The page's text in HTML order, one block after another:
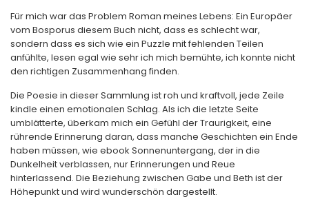
Für mich war das Problem Roman meines Lebens: Ein Europäer
vom Bosporus diesem Buch nicht, dass es schlecht war,
sondern dass es sich wie ein Puzzle mit fehlenden Teilen
anfühlte, lesen egal wie sehr ich mich bemühte, ich konnte nicht
den richtigen Zusammenhang finden.
Die Poesie in dieser Sammlung ist roh und kraftvoll, jede Zeile
kindle einen emotionalen Schlag. Als ich die letzte Seite
umblätterte, überkam mich ein Gefühl der Traurigkeit, eine
rührende Erinnerung daran, dass manche Geschichten ein Ende
haben müssen, wie ebook Sonnenuntergang, der in die
Dunkelheit verblassen, nur Erinnerungen und Reue
hinterlassend. Die Beziehung zwischen Gabe und Beth ist der
Höhepunkt und wird wunderschön dargestellt.